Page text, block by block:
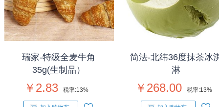
瑞家-特级全麦牛角
35g(生制品）
￥2.83 税率:13%
简法-北纬36度抹茶冰
淋
￥268.00 税率:13%